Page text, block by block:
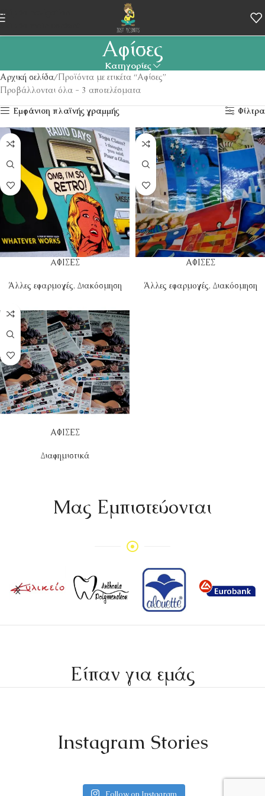
Skip to navigation
Skip to main content
Αφίσες
Κατηγορίες
Αρχική σελίδα Προϊόντα με ετικέτα “Αφίσες”
Προβάλλονται όλα - 3 αποτελέσματα
Εμφάνιση πλαϊνής γραμμής
Φίλτρα
AΦΙΣΕΣ
Άλλες εφαρμογές, Διακόσμηση
ΑΦΙΣΕΣ
Άλλες εφαρμογές, Διακόσμηση
ΑΦΙΣΕΣ
Διαφημιστικά
Mας Εμπιστεύονται
Είπαν για εμάς
Instagram Stories
Follow on Instagram